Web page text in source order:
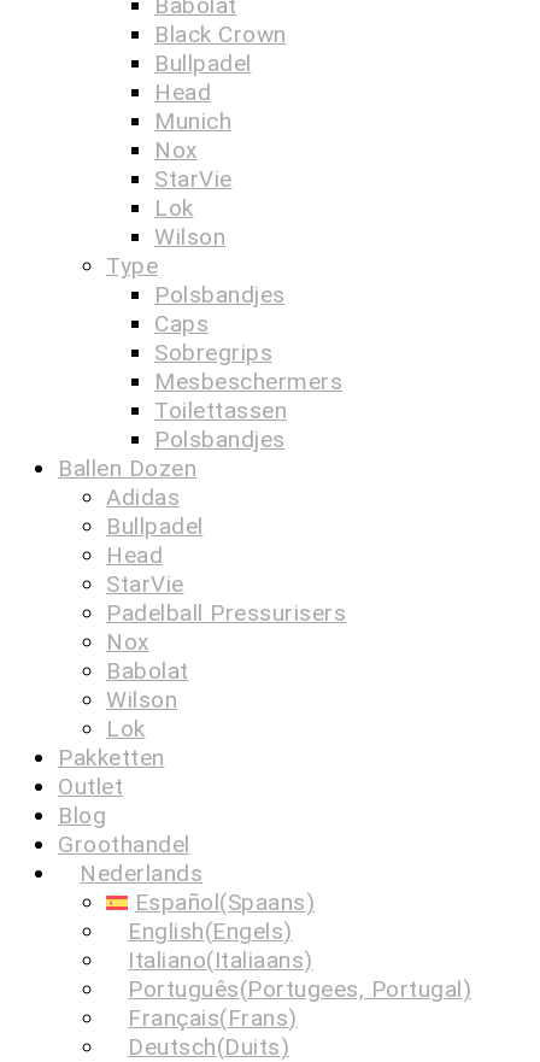
Black Crown
Bullpadel
Head
Munich
Nox
StarVie
Lok
Wilson
Type
Polsbandjes
Caps
Sobregrips
Mesbeschermers
Toilettassen
Polsbandjes
Ballen Dozen
Adidas
Bullpadel
Head
StarVie
Padelball Pressurisers
Nox
Babolat
Wilson
Lok
Pakketten
Outlet
Blog
Groothandel
Nederlands
Español(Spaans)
English(Engels)
Italiano(Italiaans)
Português(Portugees, Portugal)
Français(Frans)
Deutsch(Duits)